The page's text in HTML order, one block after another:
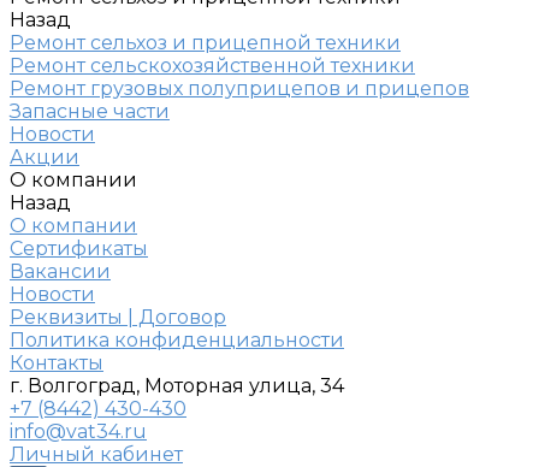
Назад
Ремонт сельхоз и прицепной техники
Ремонт сельскохозяйственной техники
Ремонт грузовых полуприцепов и прицепов
Запасные части
Новости
Акции
О компании
Назад
О компании
Сертификаты
Вакансии
Новости
Реквизиты | Договор
Политика конфиденциальности
Контакты
г. Волгоград, Моторная улица, 34
+7 (8442) 430-430
info@vat34.ru
Личный кабинет